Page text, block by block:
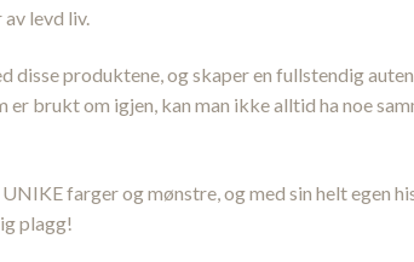
levd liv.
disse produktene, og skaper en fullstendig
er brukt om igjen, kan man ikke alltid ha noe
farger og mønstre, og med sin helt egen
plagg!